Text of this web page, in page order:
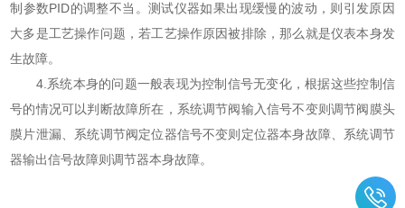
制参数PID的调整不当。测试仪器如果出现缓慢的波动，则引发原因
大多是工艺操作问题，若工艺操作原因被排除，那么就是仪表本身发
生故障。
4.系统本身的问题一般表现为控制信号无变化，根据这些控制信
号的情况可以判断故障所在，系统调节阀输入信号不变则调节阀膜头
膜片泄漏、系统调节阀定位器信号不变则定位器本身故障、系统调节
器输出信号故障则调节器本身故障。